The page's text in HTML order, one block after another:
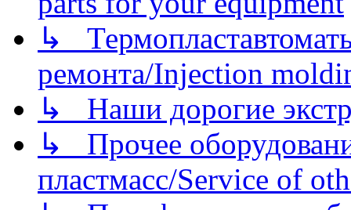
↳
ремонта/Injection
↳ Наши дорогие
↳ Прочее
пластмасс/Service of